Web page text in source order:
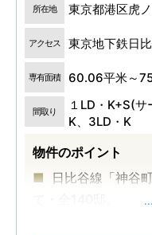
所在地 東京都港区虎
アクセス 東京地下鉄日
専有面積 60.06平米～
間取り
１LD・K+S(サ
K、3LD・K
物件のポイント
日比谷線「神谷
【実物見学可能